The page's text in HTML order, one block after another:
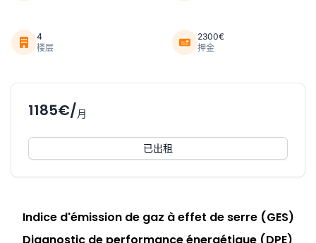
4
楼层
2300€
押金
1185€/月
已出租
Indice d'émission de gaz à effet de serre (GES)
Diagnostic de performance énergétique (DPE)